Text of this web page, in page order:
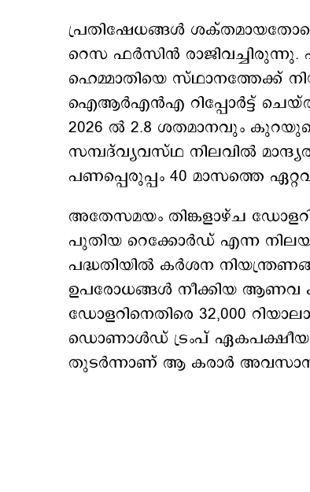
പ്രതിഷേധങ്ങൾ
റെസ ഫർസിൻ
ഹെമ്മാതിയെ സ്ഥാനത്തേക്ക്
ഐആർഎൻഎ റിപ്പോർട്ട് ചെയ്തു.
2026 ല്‍ 2.8 ശതമാനവും
സമ്പദ്‌വ്യവസ്ഥ നിലവിൽ
പണപ്പെരുപ്പം 40 മാസത്തെ
അതേസമയം തിങ്കളാഴ്ച
പുതിയ റെക്കോർഡ് എന്ന
പദ്ധതിയിൽ കർശന
ഉപരോധങ്ങൾ നീക്കിയ ആണവ
ഡോളറിനെതിരെ 32,000
ഡൊണാൾഡ് ട്രംപ്
തുടർന്നാണ് ആ കരാർ